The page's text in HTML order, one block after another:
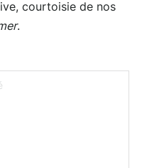
courtoisie de nos
.